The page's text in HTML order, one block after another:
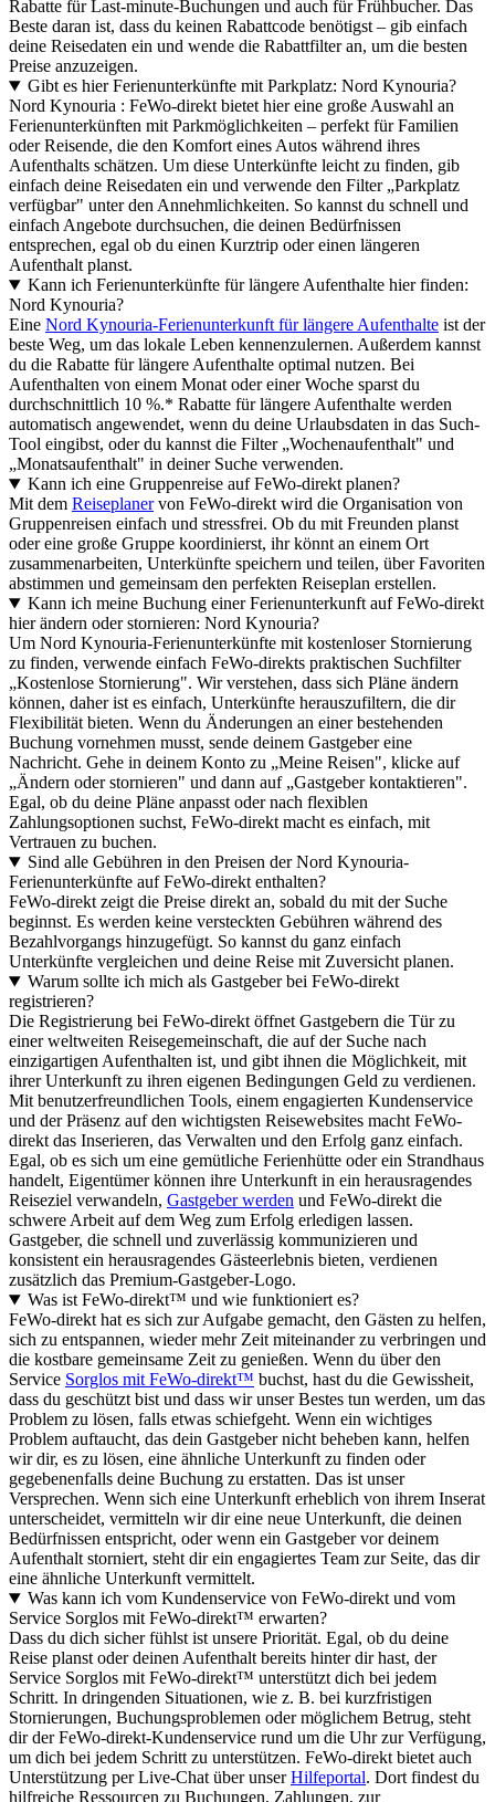
Rabatte für Last-minute-Buchungen und auch für Frühbucher. Das
Beste daran ist, dass du keinen Rabattcode benötigst – gib einfach
deine Reisedaten ein und wende die Rabattfilter an, um die besten
Preise anzuzeigen.
Gibt es hier Ferienunterkünfte mit Parkplatz: Nord Kynouria?
Nord Kynouria : FeWo-direkt bietet hier eine große Auswahl an
Ferienunterkünften mit Parkmöglichkeiten – perfekt für Familien
oder Reisende, die den Komfort eines Autos während ihres
Aufenthalts schätzen. Um diese Unterkünfte leicht zu finden, gib
einfach deine Reisedaten ein und verwende den Filter „Parkplatz
verfügbar" unter den Annehmlichkeiten. So kannst du schnell und
einfach Angebote durchsuchen, die deinen Bedürfnissen
entsprechen, egal ob du einen Kurztrip oder einen längeren
Aufenthalt planst.
Kann ich Ferienunterkünfte für längere Aufenthalte hier finden:
Nord Kynouria?
Eine Nord Kynouria-Ferienunterkunft für längere Aufenthalte ist der
beste Weg, um das lokale Leben kennenzulernen. Außerdem kannst
du die Rabatte für längere Aufenthalte optimal nutzen. Bei
Aufenthalten von einem Monat oder einer Woche sparst du
durchschnittlich 10 %.* Rabatte für längere Aufenthalte werden
automatisch angewendet, wenn du deine Urlaubsdaten in das Such-
Tool eingibst, oder du kannst die Filter „Wochenaufenthalt" und
„Monatsaufenthalt" in deiner Suche verwenden.
Kann ich eine Gruppenreise auf FeWo-direkt planen?
Mit dem Reiseplanervon FeWo-direkt wird die Organisation von
Gruppenreisen einfach und stressfrei. Ob du mit Freunden planst
oder eine große Gruppe koordinierst, ihr könnt an einem Ort
zusammenarbeiten, Unterkünfte speichern und teilen, über Favoriten
abstimmen und gemeinsam den perfekten Reiseplan erstellen.
Kann ich meine Buchung einer Ferienunterkunft auf FeWo-direkt
hier ändern oder stornieren: Nord Kynouria?
Um Nord Kynouria-Ferienunterkünfte mit kostenloser Stornierung
zu finden, verwende einfach FeWo-direkts praktischen Suchfilter
„Kostenlose Stornierung". Wir verstehen, dass sich Pläne ändern
können, daher ist es einfach, Unterkünfte herauszufiltern, die dir
Flexibilität bieten. Wenn du Änderungen an einer bestehenden
Buchung vornehmen musst, sende deinem Gastgeber eine
Nachricht. Gehe in deinem Konto zu „Meine Reisen", klicke auf
„Ändern oder stornieren" und dann auf „Gastgeber kontaktieren".
Egal, ob du deine Pläne anpasst oder nach flexiblen
Zahlungsoptionen suchst, FeWo-direkt macht es einfach, mit
Vertrauen zu buchen.
Sind alle Gebühren in den Preisen der Nord Kynouria-
Ferienunterkünfte auf FeWo-direkt enthalten?
FeWo-direkt zeigt die Preise direkt an, sobald du mit der Suche
beginnst. Es werden keine versteckten Gebühren während des
Bezahlvorgangs hinzugefügt. So kannst du ganz einfach
Unterkünfte vergleichen und deine Reise mit Zuversicht planen.
Warum sollte ich mich als Gastgeber bei FeWo-direkt
registrieren?
Die Registrierung bei FeWo-direkt öffnet Gastgebern die Tür zu
einer weltweiten Reisegemeinschaft, die auf der Suche nach
einzigartigen Aufenthalten ist, und gibt ihnen die Möglichkeit, mit
ihrer Unterkunft zu ihren eigenen Bedingungen Geld zu verdienen.
Mit benutzerfreundlichen Tools, einem engagierten Kundenservice
und der Präsenz auf den wichtigsten Reisewebsites macht FeWo-
direkt das Inserieren, das Verwalten und den Erfolg ganz einfach.
Egal, ob es sich um eine gemütliche Ferienhütte oder ein Strandhaus
handelt, Eigentümer können ihre Unterkunft in ein herausragendes
Reiseziel verwandeln, Gastgeber werden und FeWo-direkt die
schwere Arbeit auf dem Weg zum Erfolg erledigen lassen.
Gastgeber, die schnell und zuverlässig kommunizieren und
konsistent ein herausragendes Gästeerlebnis bieten, verdienen
zusätzlich das Premium-Gastgeber-Logo.
Was ist FeWo-direkt™ und wie funktioniert es?
FeWo-direkt hat es sich zur Aufgabe gemacht, den Gästen zu helfen,
sich zu entspannen, wieder mehr Zeit miteinander zu verbringen und
die kostbare gemeinsame Zeit zu genießen. Wenn du über den
Service Sorglos mit FeWo-direkt™ buchst, hast du die Gewissheit,
dass du geschützt bist und dass wir unser Bestes tun werden, um das
Problem zu lösen, falls etwas schiefgeht. Wenn ein wichtiges
Problem auftaucht, das dein Gastgeber nicht beheben kann, helfen
wir dir, es zu lösen, eine ähnliche Unterkunft zu finden oder
gegebenenfalls deine Buchung zu erstatten. Das ist unser
Versprechen. Wenn sich eine Unterkunft erheblich von ihrem Inserat
unterscheidet, vermitteln wir dir eine neue Unterkunft, die deinen
Bedürfnissen entspricht, oder wenn ein Gastgeber vor deinem
Aufenthalt storniert, steht dir ein engagiertes Team zur Seite, das dir
eine ähnliche Unterkunft vermittelt.
Was kann ich vom Kundenservice von FeWo-direkt und vom
Service Sorglos mit FeWo-direkt™ erwarten?
Dass du dich sicher fühlst ist unsere Priorität. Egal, ob du deine
Reise planst oder deinen Aufenthalt bereits hinter dir hast, der
Service Sorglos mit FeWo-direkt™ unterstützt dich bei jedem
Schritt. In dringenden Situationen, wie z. B. bei kurzfristigen
Stornierungen, Buchungsproblemen oder möglichem Betrug, steht
dir der FeWo-direkt-Kundenservice rund um die Uhr zur Verfügung,
um dich bei jedem Schritt zu unterstützen. FeWo-direkt bietet auch
Unterstützung per Live-Chat über unserHilfeportal. Dort findest du
hilfreiche Ressourcen zu Buchungen, Zahlungen, zur